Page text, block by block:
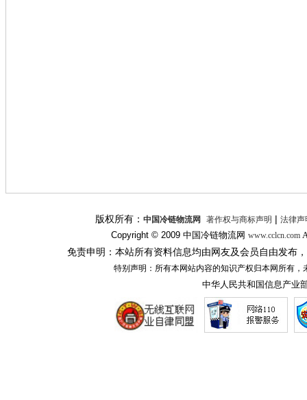
版权所有： 中国冷链物流网 著作权与商标声明 | 法律声
Copyright © 2009 中国冷链物流网 www.cclcn.com
免责申明：本站所有资料信息均由网友及会员自由发布
特别声明：所有本网站内容的知识产权归本网所有
中华人民共和国信息产业